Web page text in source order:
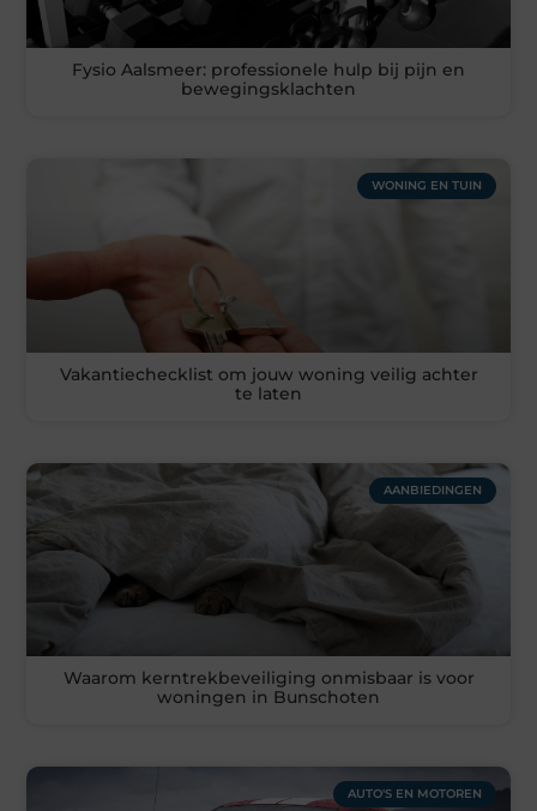
Fysio Aalsmeer: professionele hulp bij pijn en
bewegingsklachten
WONING EN TUIN
Vakantiechecklist om jouw woning veilig achter
te laten
AANBIEDINGEN
Waarom kerntrekbeveiliging onmisbaar is voor
woningen in Bunschoten
AUTO'S EN MOTOREN